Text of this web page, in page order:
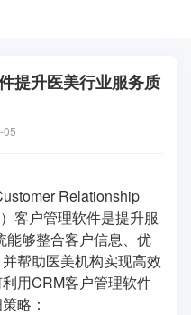
提升医美行业服务质
05
Relationship
客户管理软件是提升服
能够整合客户信息、优
帮助医美机构实现高效
用CRM客户管理软件
略：